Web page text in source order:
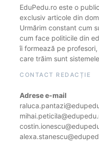
EduPedu.ro este o
exclusiv articole din
Urmărim constant cum
cum face politicile din
îi formează pe
care trăim sunt
CONTACT REDACȚIE
Adrese e-mail